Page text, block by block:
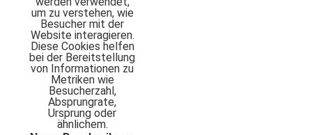
um zu verstehen, wie
Besucher mit der
Website interagieren.
Diese Cookies helfen
bei der Bereitstellung
von Informationen zu
Metriken wie
Besucherzahl,
Absprungrate,
Ursprung oder
ähnlichem.